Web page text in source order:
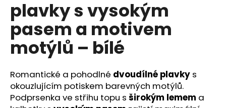
5
hvězdiček.
plavky s vysokým
pasem a motivem
motýlů – bílé
Romantické a pohodlné dvoudílné plavky s
okouzlujícím potiskem barevných motýlů.
Podprsenka ve střihu topu s širokým lemem a
HLEDAT
D